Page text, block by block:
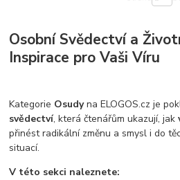
Osobní Svědectví a
Inspirace pro Vaši Víru
Kategorie Osudyna ELOGOS.cz je
svědectví, která čtenářům ukazují, jak
přinést radikální změnu a smysl i do
situací.
V této sekci naleznete: